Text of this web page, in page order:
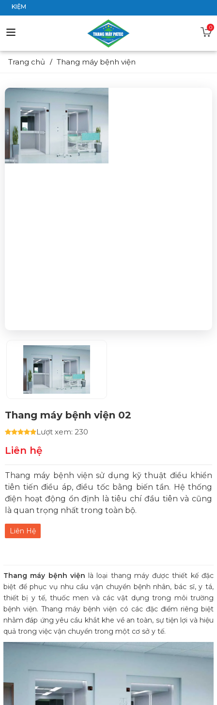
KIỆM
0
Trang chủ Thang máy bệnh viện
Thang máy bệnh viện 02
Lượt xem: 230
Liên hệ
Thang máy bệnh viện sử dụng kỹ thuật điều khiển
tiên tiến điều áp, điều tốc bằng biến tần. Hệ thống
điện hoạt động ổn định là tiêu chí đầu tiên và cũng
là quan trọng nhất trong toàn bộ.
Liên Hệ
Thang máy bệnh viện là loại thang máy được thiết kế đặc
biệt để phục vụ nhu cầu vận chuyển bệnh nhân, bác sĩ, y tá,
thiết bị y tế, thuốc men và các vật dụng trong môi trường
bệnh viện. Thang máy bệnh viện có các đặc điểm riêng biệt
nhằm đáp ứng yêu cầu khắt khe về an toàn, sự tiện lợi và hiệu
quả trong việc vận chuyển trong một cơ sở y tế.